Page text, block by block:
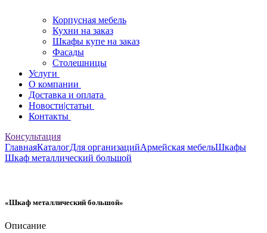
Корпусная мебель
Кухни на заказ
Шкафы купе на заказ
Фасады
Столешницы
Услуги
О компании
Доставка и оплата
Новости|статьи
Контакты
Консультация
ГлавнаяКаталогДля организацийАрмейская мебельШкафы
Шкаф металлический большой
«Шкаф металлический большой»
Описание